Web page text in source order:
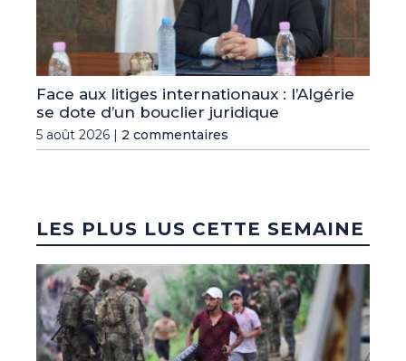
Face aux litiges internationaux : l’Algérie
se dote d’un bouclier juridique
5 août 2026 | 2 commentaires
LES PLUS LUS CETTE SEMAINE